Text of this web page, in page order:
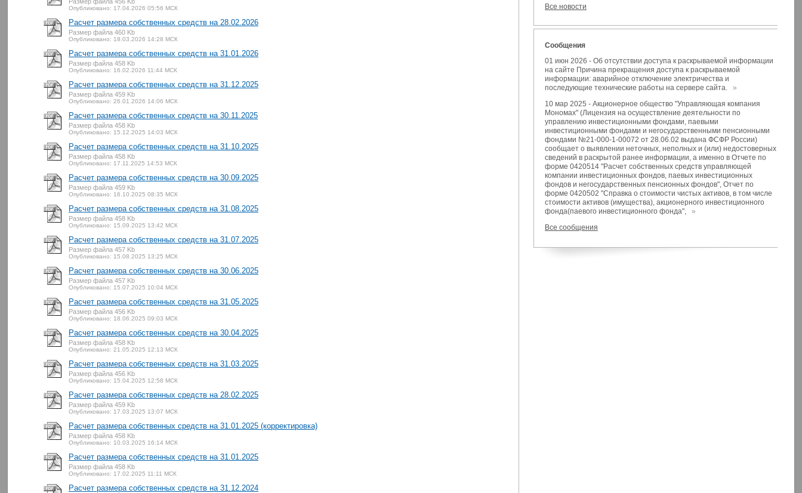
Опубликовано: 17.04.2026 05:56 МСК
Расчет размера собственных средств на 28.02.2026
Размер файла 460 Kb
Опубликовано: 18.03.2026 14:28 МСК
Расчет размера собственных средств на 31.01.2026
Размер файла 458 Kb
Опубликовано: 16.02.2026 11:44 МСК
Расчет размера собственных средств на 31.12.2025
Размер файла 459 Kb
Опубликовано: 26.01.2026 14:06 МСК
Расчет размера собственных средств на 30.11.2025
Размер файла 458 Kb
Опубликовано: 15.12.2025 14:03 МСК
Расчет размера собственных средств на 31.10.2025
Размер файла 458 Kb
Опубликовано: 17.11.2025 14:53 МСК
Расчет размера собственных средств на 30.09.2025
Размер файла 459 Kb
Опубликовано: 16.10.2025 08:35 МСК
Расчет размера собственных средств на 31.08.2025
Размер файла 458 Kb
Опубликовано: 15.09.2025 13:42 МСК
Расчет размера собственных средств на 31.07.2025
Размер файла 457 Kb
Опубликовано: 15.08.2025 13:25 МСК
Расчет размера собственных средств на 30.06.2025
Размер файла 457 Kb
Опубликовано: 15.07.2025 10:04 МСК
Расчет размера собственных средств на 31.05.2025
Размер файла 456 Kb
Опубликовано: 18.06.2025 09:03 МСК
Расчет размера собственных средств на 30.04.2025
Размер файла 458 Kb
Опубликовано: 21.05.2025 12:13 МСК
Расчет размера собственных средств на 31.03.2025
Размер файла 456 Kb
Опубликовано: 15.04.2025 12:58 МСК
Расчет размера собственных средств на 28.02.2025
Размер файла 459 Kb
Опубликовано: 17.03.2025 13:07 МСК
Расчет размера собственных средств на 31.01.2025 (корректировка)
Размер файла 458 Kb
Опубликовано: 10.03.2025 16:14 МСК
Расчет размера собственных средств на 31.01.2025
Размер файла 458 Kb
Опубликовано: 17.02.2025 11:11 МСК
Расчет размера собственных средств на 31.12.2024
Все новости
Сообщения
01 июн 2026 - Об отсутствии доступа к раскрываемой информации
на сайте Причина прекращения доступа к раскрываемой
информации: аварийное отключение электричества и
последующие технические работы на сервере сайта.
»
10 мар 2025 - Акционерное общество "Управляющая компания
Мономах" (Лицензия на осуществление деятельности по
управлению инвестиционными фондами, паевыми
инвестиционными фондами и негосударственными пенсионными
фондами №21-000-1-00072 от 28.06.02 выдана ФСФР России)
сообщает о выявлении неточных, неполных и (или) недостоверных
сведений в раскрытой ранее информации, а именно в Отчете по
форме 0420514 "Расчет собственных средств управляющей
компании инвестиционных фондов, паевых инвестиционных
фондов и негосударственных пенсионных фондов", Отчет по
форме 0420502 "Справка о стоимости чистых активов, в том числе
стоимости активов (имущества), акционерного инвестиционного
фонда(паевого инвестиционного фонда",
»
Все сообщения